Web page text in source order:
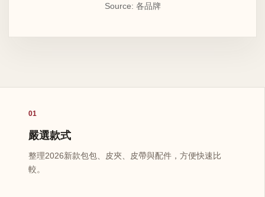
Source: 各品牌
01
嚴選款式
整理2026新款包包、皮夾、皮帶與配件，方便快速比
較。